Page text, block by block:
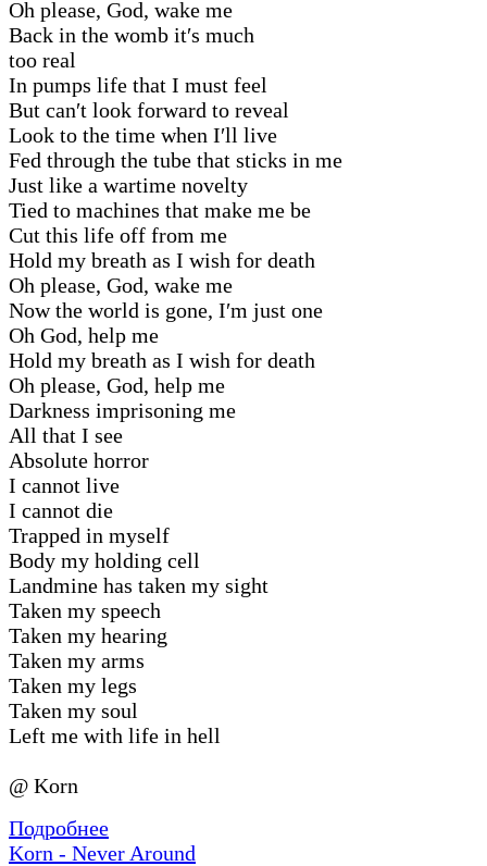
Oh please, God, wake me
Back in the womb it′s much
too real
In pumps life that I must feel
But can′t look forward to reveal
Look to the time when I′ll live
Fed through the tube that sticks in me
Just like a wartime novelty
Tied to machines that make me be
Cut this life off from me
Hold my breath as I wish for death
Oh please, God, wake me
Now the world is gone, I′m just one
Oh God, help me
Hold my breath as I wish for death
Oh please, God, help me
Darkness imprisoning me
All that I see
Absolute horror
I cannot live
I cannot die
Trapped in myself
Body my holding cell
Landmine has taken my sight
Taken my speech
Taken my hearing
Taken my arms
Taken my legs
Taken my soul
Left me with life in hell
@ Korn
Подробнее
Korn - Never Around